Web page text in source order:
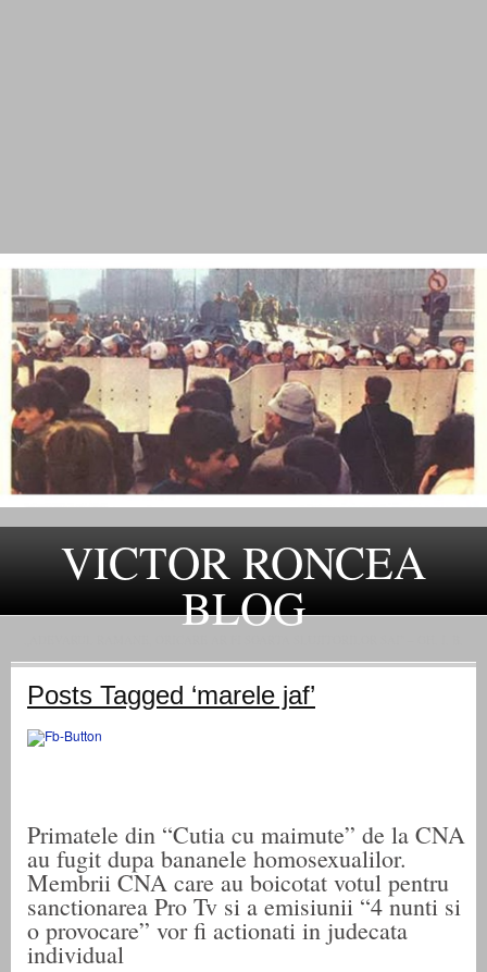
VICTOR RONCEA
BLOG
Posts Tagged ‘marele jaf’
Primatele din “Cutia cu maimute” de la CNA
au fugit dupa bananele homosexualilor.
Membrii CNA care au boicotat votul pentru
sanctionarea Pro Tv si a emisiunii “4 nunti si
o provocare” vor fi actionati in judecata
individual